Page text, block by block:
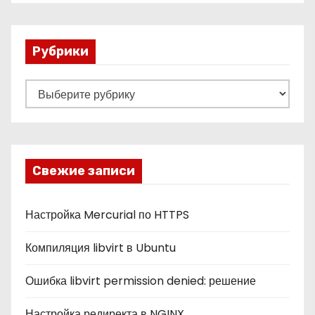
Рубрики
у
к
Свежие записи
Настройка Mercurial по HTTPS
Компиляция libvirt в Ubuntu
Ошибка libvirt permission denied: решение